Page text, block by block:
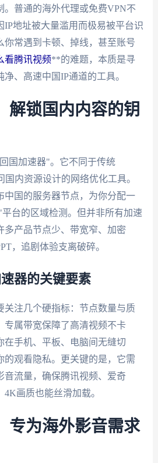
。普通的海外代理或免费VPN不
IP地址被大量滥用而极易被平台识
你常遇到卡顿、掉线，甚至账号
看腾讯视频**的难题，本质是寻
、高速中国IP通道的工具。
解锁国内内容的钥
国加速器"。它不同于传统
内资源设计的网络优化工具。
中国的服务器节点，为你分配一
台的区域检测。但并非所有加速
多产品节点少、带宽窄、加密
，追剧体验支离破碎。
器的关键要素
关注几个硬指标：节点数量与质
专属带宽保障了高清视频不卡
在手机、平板、电脑间无缝切
的观看隐私。更关键的是，它需
音流量，确保腾讯视频、爱奇
画质也能丝滑加载。
专为海外影音需求